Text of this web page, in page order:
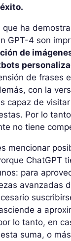
que ha
GPT-4 son
de
de frases
con la
capaz de
Por lo
no tiene
mencionar
ChatGPT
para
avanzadas
a
lo tanto, en
suma, o